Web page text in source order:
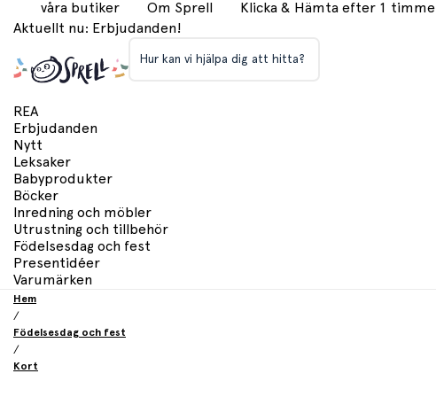
våra butiker Om Sprell Klicka & Hämta efter 1 timme
Aktuellt nu: Erbjudanden!
Hur kan vi hjälpa dig att hitta?
REA
Erbjudanden
Nytt
Leksaker
Babyprodukter
Böcker
Inredning och möbler
Utrustning och tillbehör
Födelsesdag och fest
Presentidéer
Varumärken
Hem
/
Födelsesdag och fest
/
Kort